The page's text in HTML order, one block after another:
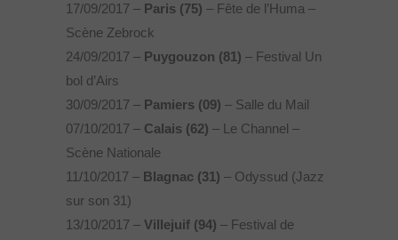
17/09/2017 – Paris (75) – Fête de l’Huma –
Scène Zebrock
24/09/2017 – Puygouzon (81) – Festival Un
bol d’Airs
30/09/2017 – Pamiers (09) – Salle du Mail
07/10/2017 – Calais (62) – Le Channel –
Scène Nationale
11/10/2017 – Blagnac (31) – Odyssud (Jazz
sur son 31)
13/10/2017 – Villejuif (94) – Festival de